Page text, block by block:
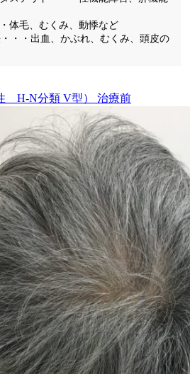
体毛、むくみ、動悸など
・・出血、かぶれ、むくみ、頭皮の
治療前